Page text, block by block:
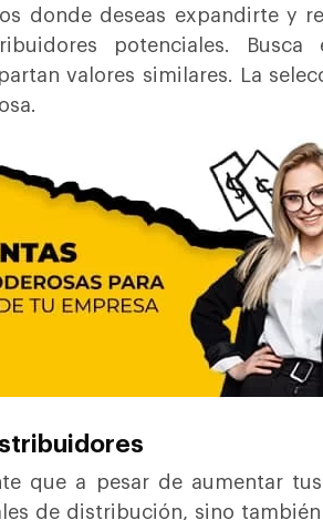
donde deseas expandirte y
potenciales. Busca
valores similares. La
que a pesar de aumentar
de distribución, sino